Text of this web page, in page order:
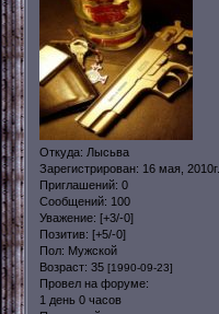
Откуда: Лысьва
Зарегистрирован: 16 мая, 2010г.
Приглашений: 0
Сообщений: 100
Уважение: [+3/-0]
Позитив: [+5/-0]
Пол: Мужской
Возраст: 35 [1990-09-23]
Провел на форуме:
1 день 0 часов